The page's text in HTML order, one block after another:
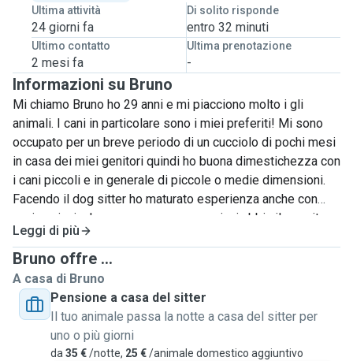
Ultima attività
24 giorni fa
Di solito risponde
entro 32 minuti
Ultimo contatto
2 mesi fa
Ultima prenotazione
-
Informazioni su Bruno
Mi chiamo Bruno ho 29 anni e mi piacciono molto i gli
animali. I cani in particolare sono i miei preferiti! Mi sono
occupato per un breve periodo di un cucciolo di pochi mesi
in casa dei miei genitori quindi ho buona dimestichezza con
i cani piccoli e in generale di piccole o medie dimensioni.
Facendo il dog sitter ho maturato esperienza anche con
cani anziani e ho compreso come ogniuni abbia il suo ritmo
e le sue abitudini. Faccio volentieri lunghe passeggiate e
sono sempre disposto a giocare a lungo con loro e a
coccolarli. Solitamente li porto fuori almeno tre volte al
giorno e non li lascio mai soli per più di un'ora a meno che
non ci siano indicazioni specifiche. Prediligo i cani di
piccola o media taglia per i pernottamenti da me e l'asilo
per via delle dimensioni ridotte dell'appartamento ma sono
Leggi di più
Bruno offre ...
A casa di Bruno
Pensione a casa del sitter
Il tuo animale passa la notte a casa del sitter per
uno o più giorni
da 35 €/notte, 25 €/animale domestico aggiuntivo